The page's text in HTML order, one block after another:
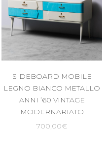
SIDEBOARD MOBILE
LEGNO BIANCO METALLO
ANNI ’60 VINTAGE
MODERNARIATO
700,00€